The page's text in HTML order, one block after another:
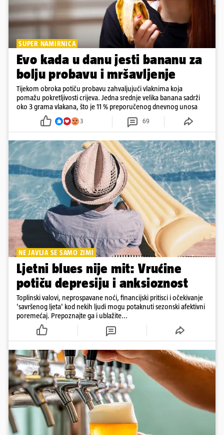
SUPER NAMIRNICA
Evo kada u danu jesti bananu za
bolju probavu i mršavljenje
Tijekom obroka potiču probavu zahvaljujući vlaknima koja
pomažu pokretljivosti crijeva. Jedna srednje velika banana sadrži
oko 3 grama vlakana, što je 11 % preporučenog dnevnog unosa
3 69
NE JAVLJA SE SAMO ZIMI
Ljetni blues nije mit: Vrućine
potiču depresiju i anksioznost
Toplinski valovi, neprospavane noći, financijski pritisci i očekivanje
'savršenog ljeta' kod nekih ljudi mogu potaknuti sezonski afektivni
poremećaj. Prepoznajte ga i ublažite...